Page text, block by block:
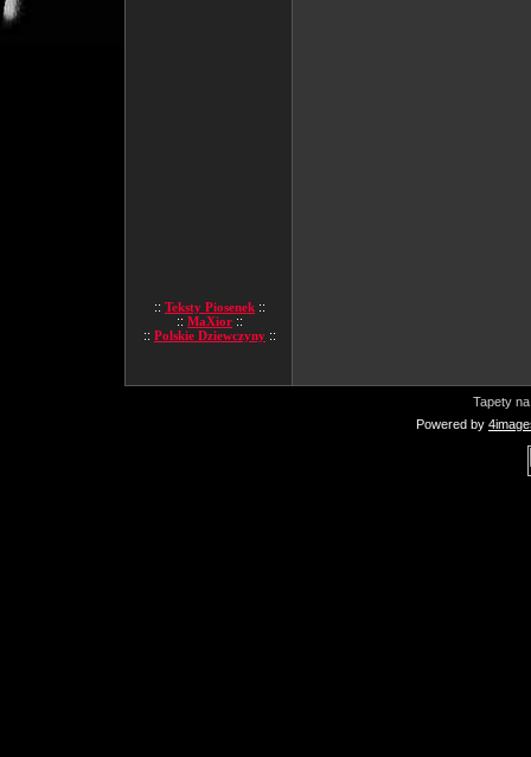
:: Teksty Piosenek ::
:: MaXior ::
:: Polskie Dziewczyny ::
Tapety
Powered by